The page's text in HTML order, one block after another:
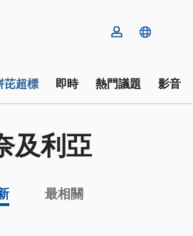
芘超標 即時 熱門議題 影音
及利亞
最相關